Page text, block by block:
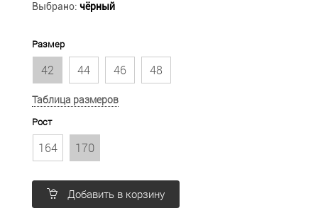
Выбрано: чёрный
Размер
42 44 46 48
Таблица размеров
Рост
164 170
Добавить в корзину